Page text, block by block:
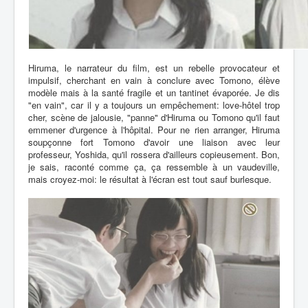
Hiruma, le narrateur du film, est un rebelle provocateur et
impulsif, cherchant en vain à conclure avec Tomono, élève
modèle mais à la santé fragile et un tantinet évaporée. Je dis
"en vain", car il y a toujours un empêchement: love-hôtel trop
cher, scène de jalousie, "panne" d'Hiruma ou Tomono qu'il faut
emmener d'urgence à l'hôpital. Pour ne rien arranger, Hiruma
soupçonne fort Tomono d'avoir une liaison avec leur
professeur, Yoshida, qu'il rossera d'ailleurs copieusement. Bon,
je sais, raconté comme ça, ça ressemble à un vaudeville,
mais croyez-moi: le résultat à l'écran est tout sauf burlesque.